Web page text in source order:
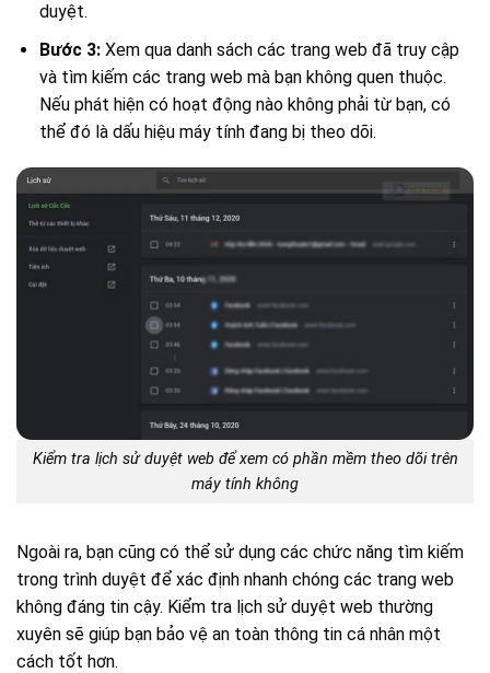
duyệt.
Bước 3: Xem qua danh sách các trang web đã truy cập
và tìm kiếm các trang web mà bạn không quen thuộc.
Nếu phát hiện có hoạt động nào không phải từ bạn, có
thể đó là dấu hiệu máy tính đang bị theo dõi.
Kiểm tra lịch sử duyệt web để xem có phần mềm theo dõi trên
máy tính không
Ngoài ra, bạn cũng có thể sử dụng các chức năng tìm kiếm
trong trình duyệt để xác định nhanh chóng các trang web
không đáng tin cậy. Kiểm tra lịch sử duyệt web thường
xuyên sẽ giúp bạn bảo vệ an toàn thông tin cá nhân một
cách tốt hơn.